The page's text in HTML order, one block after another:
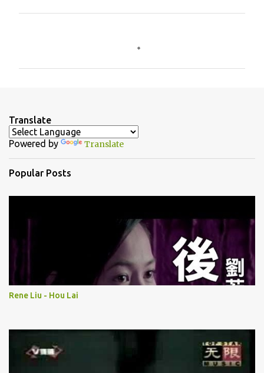
t
s
Translate
Powered by Translate
Popular Posts
Rene Liu - Hou Lai